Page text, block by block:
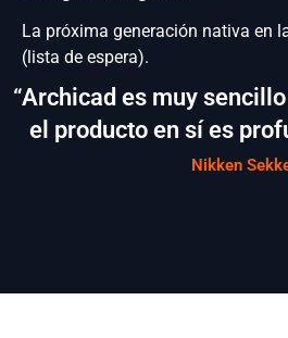
La próxima generación nativa en
(lista de espera).
“Archicad es muy
el producto en sí es
Nikken